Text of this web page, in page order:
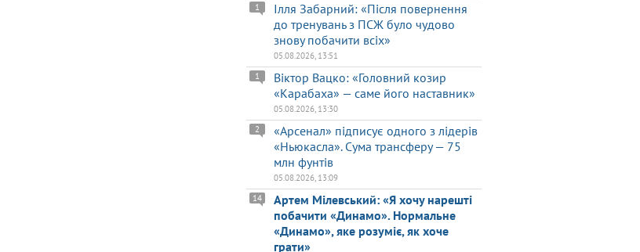
Ілля Забарний: «Після повернення
до тренувань з ПСЖ було чудово
знову побачити всіх»
1
05.08.2026, 13:51
Віктор Вацко: «Головний козир
«Карабаха» — саме його наставник»
1
05.08.2026, 13:30
«Арсенал» підписує одного з лідерів
«Ньюкасла». Сума трансферу — 75
млн фунтів
2
05.08.2026, 13:09
Артем Мілевський: «Я хочу нарешті
побачити «Динамо». Нормальне
«Динамо», яке розуміє, як хоче
грати»
14